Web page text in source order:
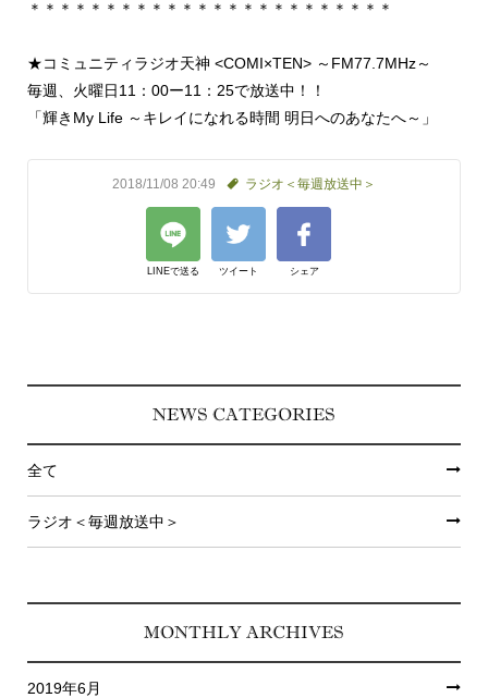
＊＊＊＊＊＊＊＊＊＊＊＊＊＊＊＊＊＊＊＊＊＊＊＊
★コミュニティラジオ天神 <COMI×TEN> ～ FM77.7MHz～
毎週、火曜日11 ： 00ー11 ： 25で放送中！！
「輝き My Life ～キレイになれる時間 明日へのあなたへ～」
2018/11/08 20:49 ラジオ＜毎週放送中＞
LINEで送る ツイート シェア
NEWS CATEGORIES
全て
ラジオ＜毎週放送中＞
MONTHLY ARCHIVES
2019年6月